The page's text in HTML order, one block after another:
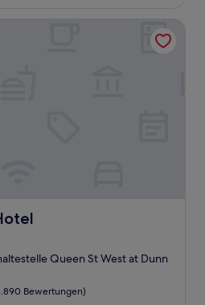
Queen St West at Dunn
Bewertungen)